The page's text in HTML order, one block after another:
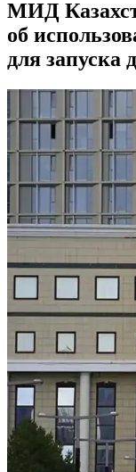
МИД
об
для запуска